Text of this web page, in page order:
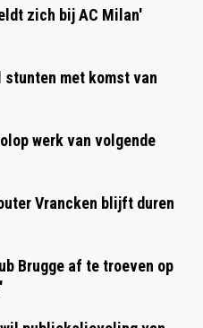
zich bij AC Milan'
met komst van
werk van volgende
Vrancken blijft duren
Brugge af te troeven op